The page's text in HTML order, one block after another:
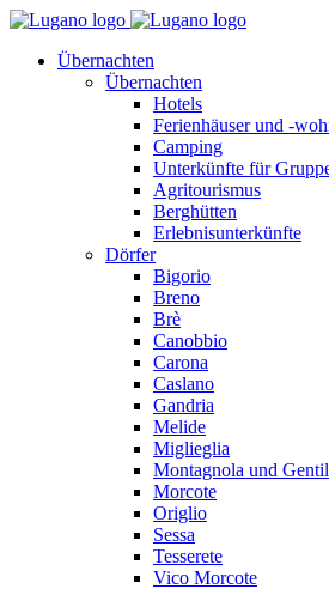
Übernachten
Übernachten
Hotels
Ferienhäuser und -
Camping
Unterkünfte für
Agritourismus
Berghütten
Erlebnisunterkünfte
Dörfer
Bigorio
Breno
Brè
Canobbio
Carona
Caslano
Gandria
Melide
Miglieglia
Montagnola und
Morcote
Origlio
Sessa
Tesserete
Vico Morcote